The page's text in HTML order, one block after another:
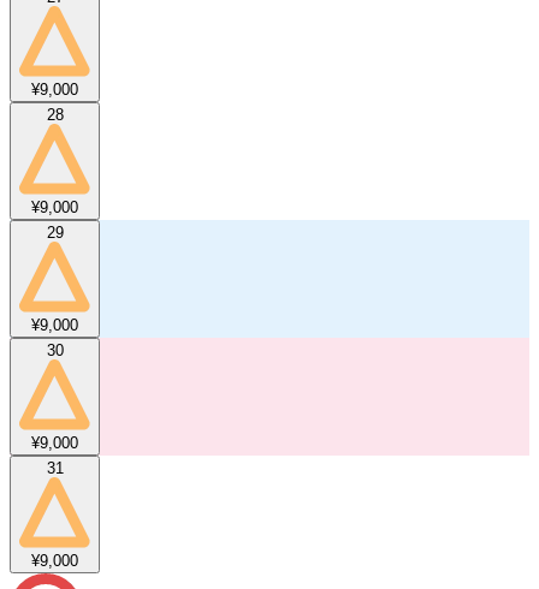
¥9,000
28
¥9,000
29
¥9,000
30
¥9,000
31
¥9,000